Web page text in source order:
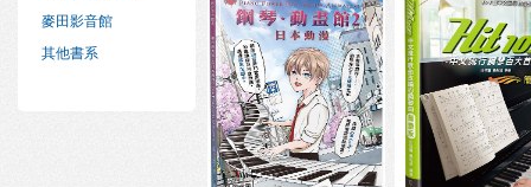
麥田影音館
其他書系